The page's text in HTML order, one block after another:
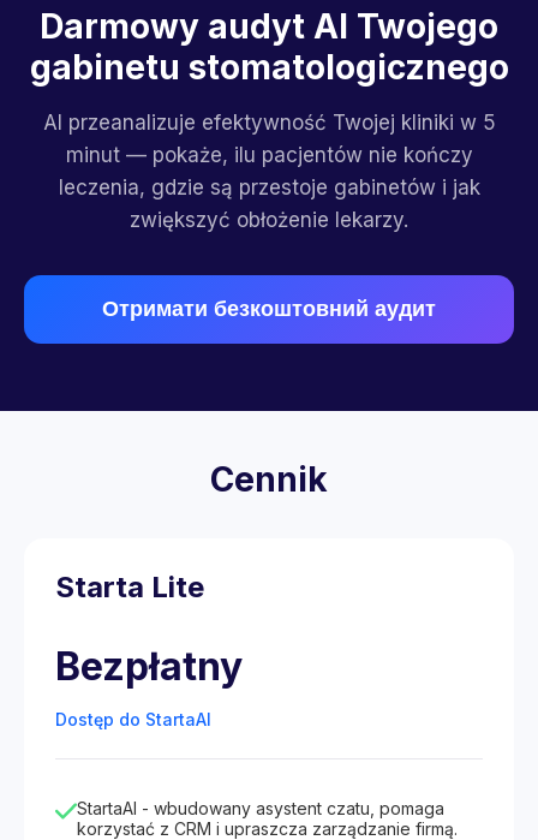
Darmowy audyt AI Twojego
gabinetu stomatologicznego
AI przeanalizuje efektywność Twojej kliniki w 5
minut — pokaże, ilu pacjentów nie kończy
leczenia, gdzie są przestoje gabinetów i jak
zwiększyć obłożenie lekarzy.
Отримати безкоштовний аудит
Cennik
Starta Lite
Bezpłatny
Dostęp do StartaAI
StartaAI - wbudowany asystent czatu, pomaga
korzystać z CRM i upraszcza zarządzanie firmą.